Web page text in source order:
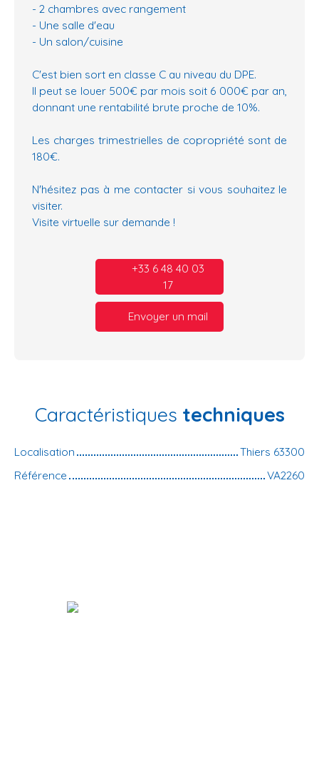
- 2 chambres avec rangement
- Une salle d'eau
- Un salon/cuisine
C'est bien sort en classe C au niveau du DPE.
Il peut se louer 500€ par mois soit 6 000€ par an,
donnant une rentabilité brute proche de 10%.
Les charges trimestrielles de copropriété sont de
180€.
N'hésitez pas à me contacter si vous souhaitez le
visiter.
Visite virtuelle sur demande !
+33 6 48 40 03
17
Envoyer un mail
Caractéristiques techniques
Localisation
Thiers 63300
Référence
VA2260